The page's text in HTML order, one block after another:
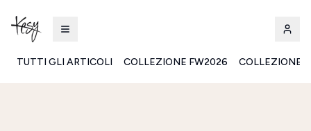
TUTTI GLI ARTICOLI COLLEZIONE FW2026 COLLEZIONE